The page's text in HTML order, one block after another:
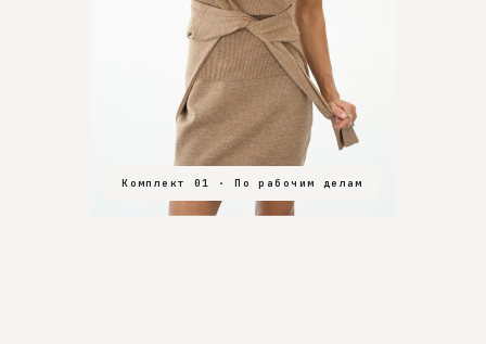
Комплект 01 · По рабочим делам
Комплект 02 · В зал
Комплект 03 · На особенный вечер